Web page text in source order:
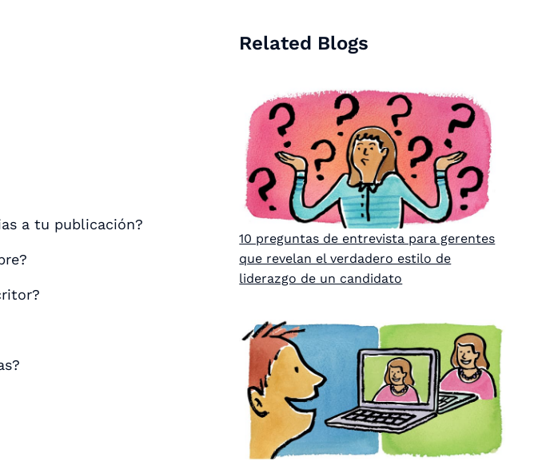
a tu publicación?
Related Blogs
10 preguntas de entrevista para gerentes
que revelan el verdadero estilo de
liderazgo de un candidato